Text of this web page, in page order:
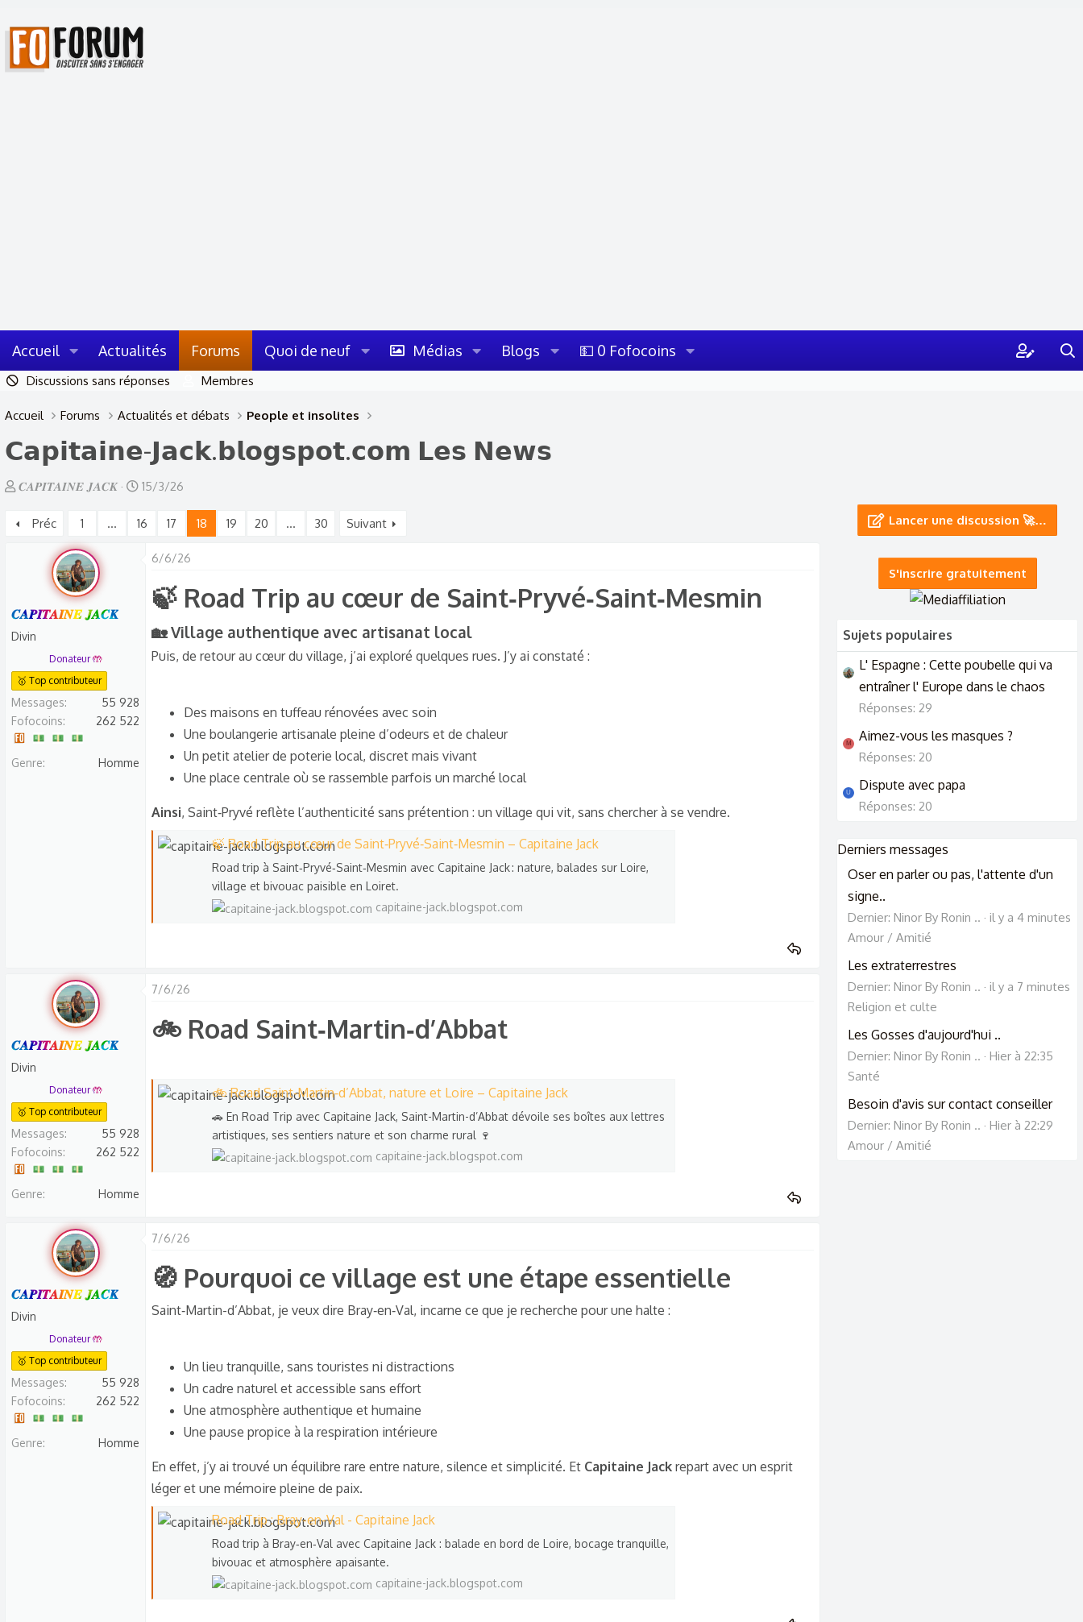
Accueil Actualités Forums Quoi de neuf Médias Blogs 💵 0 Fofocoins
Discussions sans réponses Membres
Accueil Forums Actualités et débats People et insolites
𝗖𝗮𝗽𝗶𝘁𝗮𝗶𝗻𝗲-𝗝𝗮𝗰𝗸.𝗯𝗹𝗼𝗴𝘀𝗽𝗼𝘁.𝗰𝗼𝗺 𝗟𝗲𝘀 𝗡𝗲𝘄𝘀
A
t
d
d
i
s
c
u
𝑪𝑨𝑷𝑰𝑻𝑨𝑰𝑵𝑬 𝑱𝑨𝑪𝑲
D
t
15/3/26
Préc 1 … 16 17 18 19 20 … 30 Suivant
𝑪𝑨𝑷𝑰𝑻𝑨𝑰𝑵𝑬 𝑱𝑨𝑪𝑲
Divin
Donateur 🤲
🥇 Top contributeur
Messages
55 928
Fofocoins
262 522
Genre Homme
6/6/26
🍃 Road Trip au cœur de Saint‑Pryvé‑Saint‑Mesmin​
🏡 Village authentique avec artisanat local​
Puis, de retour au cœur du village, j’ai exploré quelques rues. J’y ai constaté :
Des maisons en tuffeau rénovées avec soin
Une boulangerie artisanale pleine d’odeurs et de chaleur
Un petit atelier de poterie local, discret mais vivant
Une place centrale où se rassemble parfois un marché local
Ainsi, Saint‑Pryvé reflète l’authenticité sans prétention : un village qui vit, sans chercher à se vendre.
🍃 Road Trip au cœur de Saint‑Pryvé‑Saint‑Mesmin – Capitaine Jack
Road trip à Saint‑Pryvé‑Saint‑Mesmin avec Capitaine Jack : nature, balades sur Loire,
village et bivouac paisible en Loiret.
capitaine-jack.blogspot.com
𝑪𝑨𝑷𝑰𝑻𝑨𝑰𝑵𝑬 𝑱𝑨𝑪𝑲
Divin
Donateur 🤲
🥇 Top contributeur
Messages
55 928
Fofocoins
262 522
Genre Homme
7/6/26
🚲 Road Saint‑Martin‑d’Abbat​
🚲 Road Saint‑Martin‑d’Abbat, nature et Loire – Capitaine Jack
🚗 En Road Trip avec Capitaine Jack, Saint-Martin-d’Abbat dévoile ses boîtes aux lettres
artistiques, ses sentiers nature et son charme rural 🍷
capitaine-jack.blogspot.com
𝑪𝑨𝑷𝑰𝑻𝑨𝑰𝑵𝑬 𝑱𝑨𝑪𝑲
Divin
Donateur 🤲
🥇 Top contributeur
Messages
55 928
Fofocoins
262 522
Genre Homme
7/6/26
🧭 Pourquoi ce village est une étape essentielle​
Saint‑Martin-d’Abbat, je veux dire Bray‑en‑Val, incarne ce que je recherche pour une halte :
Un lieu tranquille, sans touristes ni distractions
Un cadre naturel et accessible sans effort
Une atmosphère authentique et humaine
Une pause propice à la respiration intérieure
En effet, j’y ai trouvé un équilibre rare entre nature, silence et simplicité. Et Capitaine Jack repart avec un esprit
léger et une mémoire pleine de paix.
Road Trip : Bray-en-Val - Capitaine Jack
Road trip à Bray‑en‑Val avec Capitaine Jack : balade en bord de Loire, bocage tranquille,
bivouac et atmosphère apaisante.
capitaine-jack.blogspot.com
Lancer une discussion 🚀…
S'inscrire gratuitement
Sujets populaires
L' Espagne : Cette poubelle qui va
entraîner l' Europe dans le chaos
Réponses: 29
M Aimez-vous les masques ?
Réponses: 20
U Dispute avec papa
Réponses: 20
Derniers messages
Oser en parler ou pas, l'attente d'un
signe..
Dernier: Ninor By Ronin ..
il y a 4 minutes
Amour / Amitié
Les extraterrestres
Dernier: Ninor By Ronin ..
il y a 7 minutes
Religion et culte
Les Gosses d'aujourd'hui ..
Dernier: Ninor By Ronin ..
Hier à 22:35
Santé
Besoin d'avis sur contact conseiller
Dernier: Ninor By Ronin ..
Hier à 22:29
Amour / Amitié